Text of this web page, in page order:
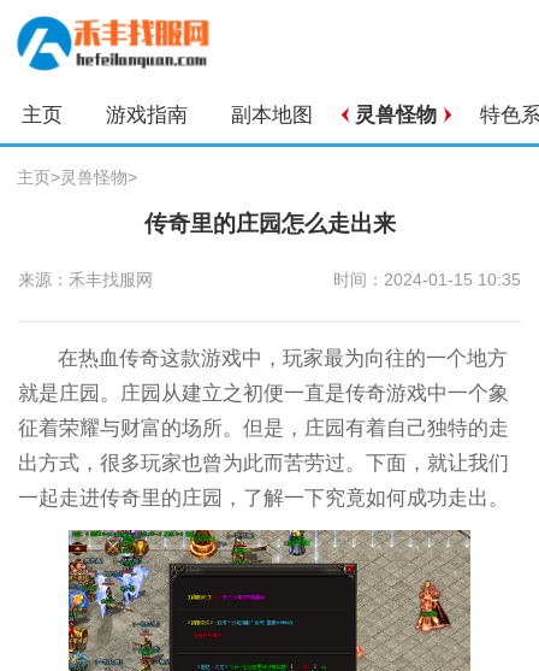
主页 游戏指南 副本地图 灵兽怪物 特色
主页>灵兽怪物>
传奇里的庄园怎么走出来
来源：禾丰找服网 时间：2024-01-15 10:35
在热血传奇这款游戏中，玩家最为向往的一个地方
就是庄园。庄园从建立之初便一直是传奇游戏中一个象
征着荣耀与财富的场所。但是，庄园有着自己独特的走
出方式，很多玩家也曾为此而苦劳过。下面，就让我们
一起走进传奇里的庄园，了解一下究竟如何成功走出。